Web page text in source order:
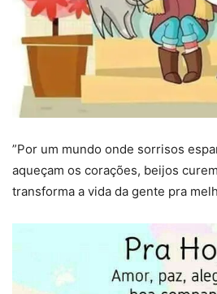
”Por um mundo onde sorrisos
aqueçam os corações, beijos
transforma a vida da gente pra